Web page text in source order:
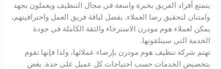
يتمتع أفراد الفريق بخبرة واسعة في مجال التنظيف ويعملون بجهد
وامتنان لتحقيق رضا العملاء. بفضل لباقة فريق العمل واحترافيتهم،
يمكن لعملاء هوم مودرن الاسترخاء والثقة الكاملة في جودة
الخدمة التي سيتلقونها.
تهتم شركة تنظيف هوم مودرن بإرضاء عملائها، ولذا فإنها تقوم
بتخصيص الخدمات حسب احتياجات كل عميل على حدة. بغض